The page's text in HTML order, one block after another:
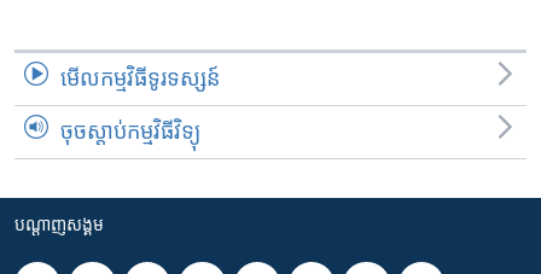
មើល​កម្មវិធី​ទូរទស្សន៍
ចុចស្តាប់កម្មវិធីវិទ្យុ
បណ្តាញ​សង្គម